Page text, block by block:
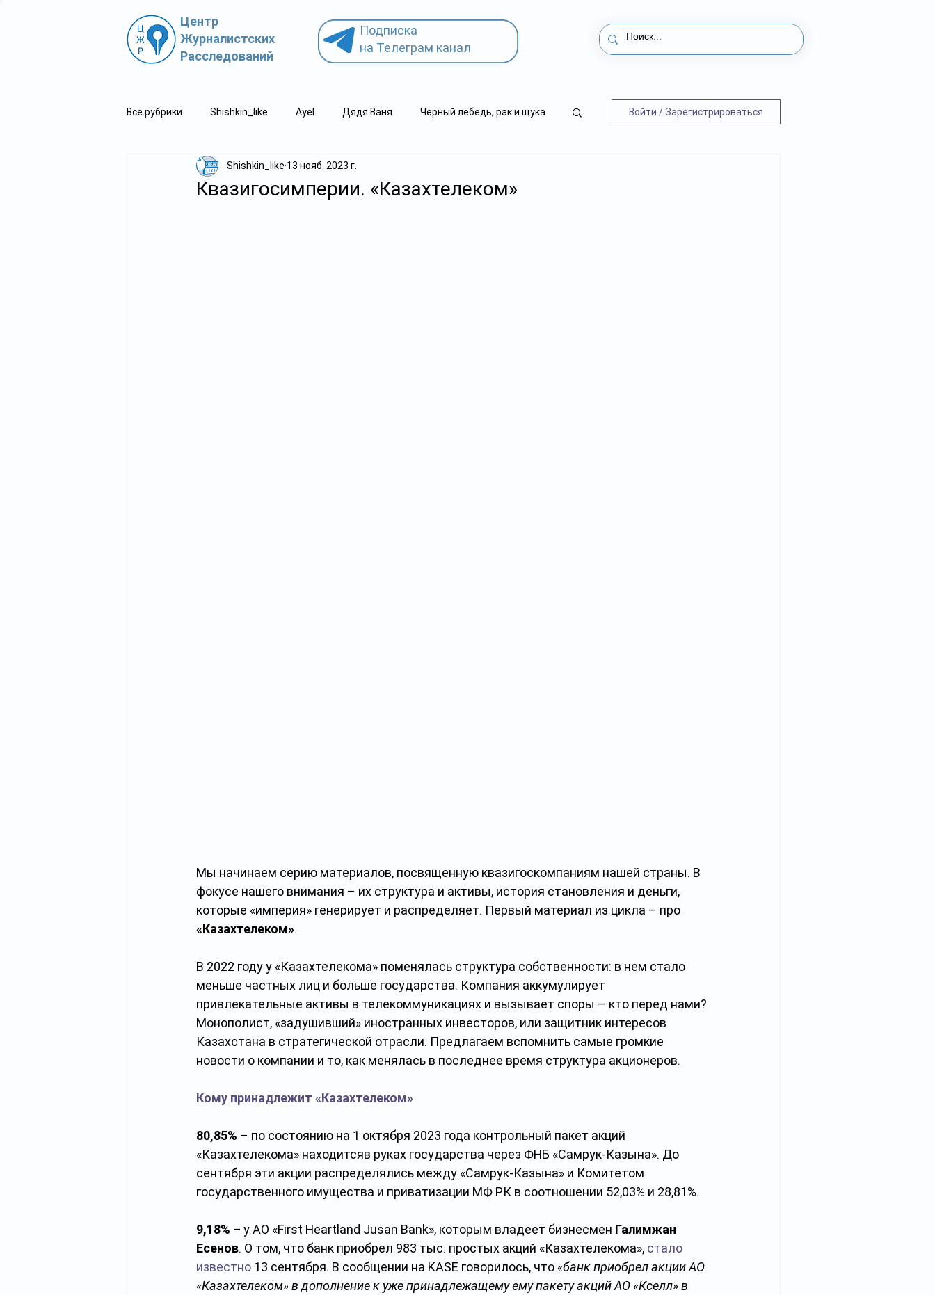
Центр
Журналистских
Расследований
Подписка
на Телеграм канал
Все рубрики Shishkin_like Ayel Дядя Ваня Чёрный лебедь, рак и щука
Политпросвет.kz Свидетель.kz детский суицид
Войти / Зарегистрироваться
Квазигосимперии. «Казахтелеком»
Shishkin_like 13 нояб. 2023 г.
Мы начинаем серию материалов, посвященную квазигоскомпаниям нашей страны. В
фокусе нашего внимания – их структура и активы, история становления и деньги,
которые «империя» генерирует и распределяет. Первый материал из цикла – про
«Казахтелеком».
В 2022 году у «Казахтелекома» поменялась структура собственности: в нем стало
меньше частных лиц и больше государства. Компания аккумулирует
привлекательные активы в телекоммуникациях и вызывает споры – кто перед нами?
Монополист, «задушивший» иностранных инвесторов, или защитник интересов
Казахстана в стратегической отрасли. Предлагаем вспомнить самые громкие
новости о компании и то, как менялась в последнее время структура акционеров.
Кому принадлежит «Казахтелеком»
80,85% – по состоянию на 1 октября 2023 года контрольный пакет акций
«Казахтелекома» находитсяв руках государства через ФНБ «Самрук-Казына». До
сентября эти акции распределялись между «Самрук-Казына» и Комитетом
государственного имущества и приватизации МФ РК в соотношении 52,03% и 28,81%.
9,18% – уАО «First Heartland Jusan Bank», которым владеет бизнесмен Галимжан
Есенов. О том, что банк приобрел 983 тыс. простых акций «Казахтелекома», стало
известно 13 сентября. В сообщении на KASE говорилось, что «банк приобрел акции АО
«Казахтелеком» в дополнение к уже принадлежащему ему пакету акций АО «Кселл» в